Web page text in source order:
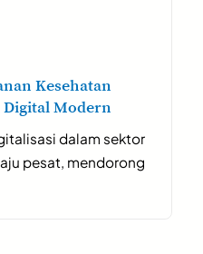
Kesehatan
Modern
dalam sektor
pesat, mendorong